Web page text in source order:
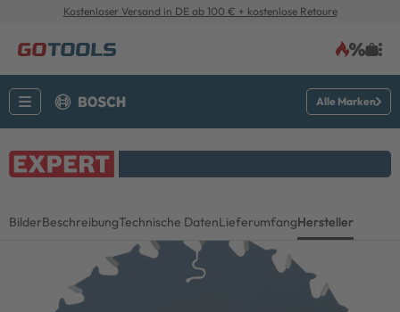
Kostenloser Versand in DE ab 100 € + kostenlose Retoure
Alle Marken
BilderBeschreibungTechnische DatenLieferumfangHersteller